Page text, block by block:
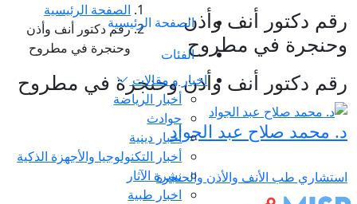
الصفحة الرئيسية
الفئات
اخبار و مقالات
أخبار الرياضة
حوادث
أخبار دينية
أخبار التكنولوجيا والأجهزة الذكية
نشرة الآثار
اخبار طبية
رقم دكتور أنف وأذن
وحنجرة في مطروح
الصفحة الرئيسية
رقم دكتور أنف وأذن
وحنجرة في مطروح
رقم دكتور أنف وأذن وحنجرة في مطروح
د. محمد صلاح عبد الجواد
استشاري طب الأنف والأذن والحنجرة